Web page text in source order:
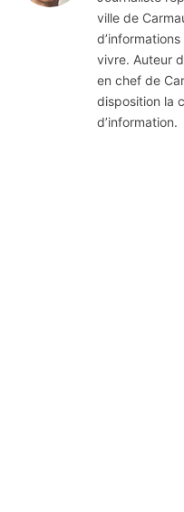
ville de
vivre. Auteur
en chef de
disposition la
d’information.